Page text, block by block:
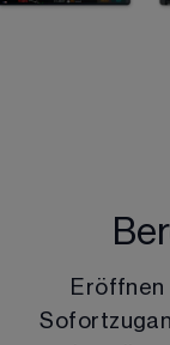
Eröffnen